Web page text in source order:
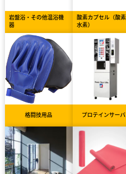
岩盤浴・その他温浴機
器
酸素カプセル（酸素
水素）
格闘技用品 プロテインサー